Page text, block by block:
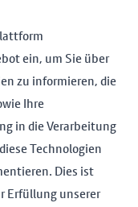
ein, um Sie über
zu informieren, die
Ihre
in die Verarbeitung
Technologien
Dies ist
Erfüllung unserer